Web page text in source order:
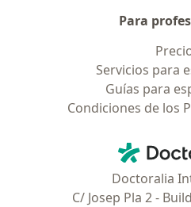
Para
Servicios para
Guías para
Condiciones de los
Doctoralia
C/ Josep Pla 2 -